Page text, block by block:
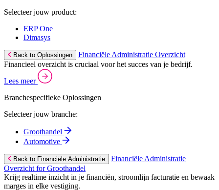
Selecteer jouw product:
ERP One
Dimasys
Back to Oplossingen
Financiële Administratie Overzicht
Financieel overzicht is cruciaal voor het succes van je bedrijf.
Lees meer
Branchespecifieke Oplossingen
Selecteer jouw branche:
Groothandel
Automotive
Back to Financiële Administratie
Financiële Administratie
Overzicht for Groothandel
Krijg realtime inzicht in je financiën, stroomlijn facturatie en bewaak
marges in elke vestiging.